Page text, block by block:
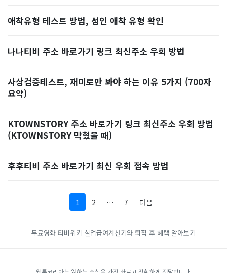
애착유형 테스트 방법, 성인 애착 유형 확인
나나티비 주소 바로가기 링크 최신주소 우회 방법
사상검증테스트, 재미로만 봐야 하는 이유 5가지 (700자
요약)
KTOWNSTORY 주소 바로가기 링크 최신주소 우회 방법
(KTOWNSTORY 막혔을 때)
후후티비 주소 바로가기 최신 우회 접속 방법
1 2 … 7 다음
무료영화 티비위키 실업급여계산기와 퇴직 후 혜택 알아보기